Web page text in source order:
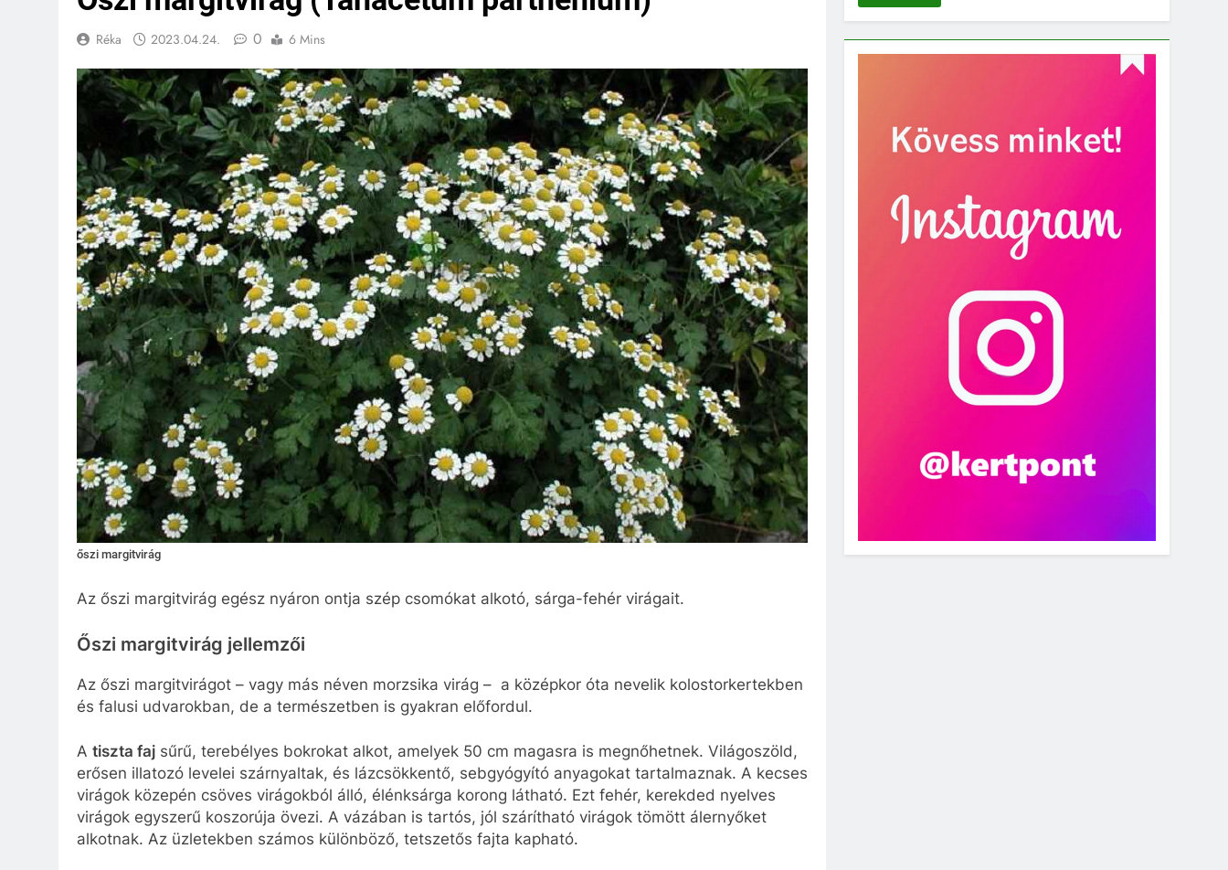
Réka 2023.04.24. 0 6 Mins
őszi margitvirág
Az őszi margitvirág egész nyáron ontja szép csomókat alkotó, sárga-fehér virágait.
Őszi margitvirág jellemzői
Az őszi margitvirágot – vagy más néven morzsika virág – a középkor óta nevelik kolostorkertekben
és falusi udvarokban, de a természetben is gyakran előfordul.
A tiszta faj sűrű, terebélyes bokrokat alkot, amelyek 50 cm magasra is megnőhetnek. Világoszöld,
erősen illatozó levelei szárnyaltak, és lázcsökkentő, sebgyógyító anyagokat tartalmaznak. A kecses
virágok közepén csöves virágokból álló, élénksárga korong látható. Ezt fehér, kerekded nyelves
virágok egyszerű koszorúja övezi. A vázában is tartós, jól szárítható virágok tömött álernyőket
alkotnak. Az üzletekben számos különböző, tetszetős fajta kapható.